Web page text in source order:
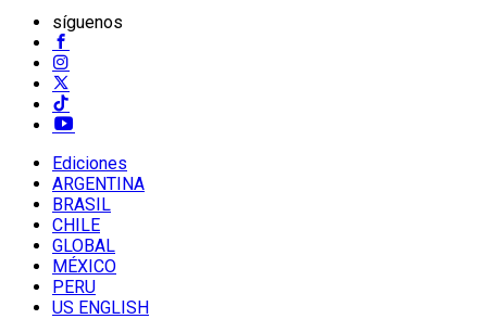
síguenos
Ediciones
ARGENTINA
BRASIL
CHILE
GLOBAL
MÉXICO
PERU
US ENGLISH